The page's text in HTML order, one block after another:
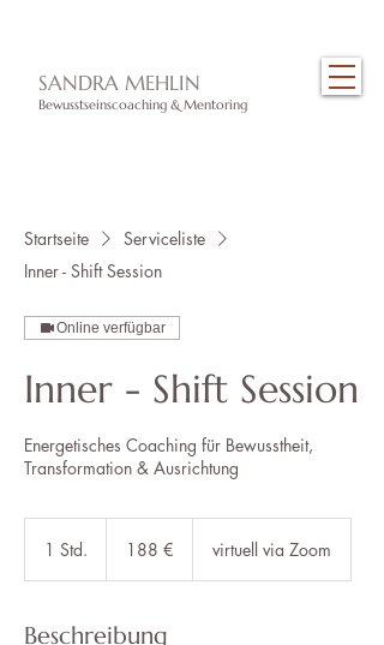
​SANDRA MEHLIN
Bewusstseinscoaching & Mentoring
Startseite
Serviceliste
Inner - Shift Session
Online verfügbar
Inner - Shift Session
Energetisches Coaching für Bewusstheit,
Transformation & Ausrichtung
1 Std. 188 € virtuell via Zoom
Beschreibung